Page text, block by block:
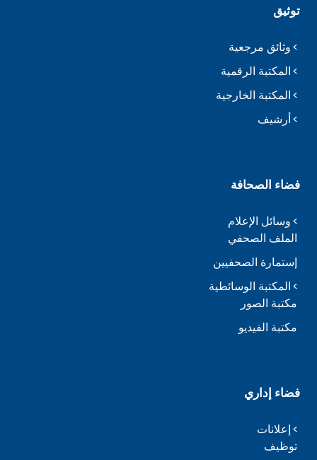
توثيق
وثائق مرجعية
المكتبة الرقمية
المكتبة الخارجية
أرشيف
فضاء الصحافة
وسائل الإعلام
الملف الصحفي
إستمارة الصحفيين
المكتبة الوسائطية
مكتبة الصور
مكتبة الفيديو
فضاء إداري
إعلانات
توظيف